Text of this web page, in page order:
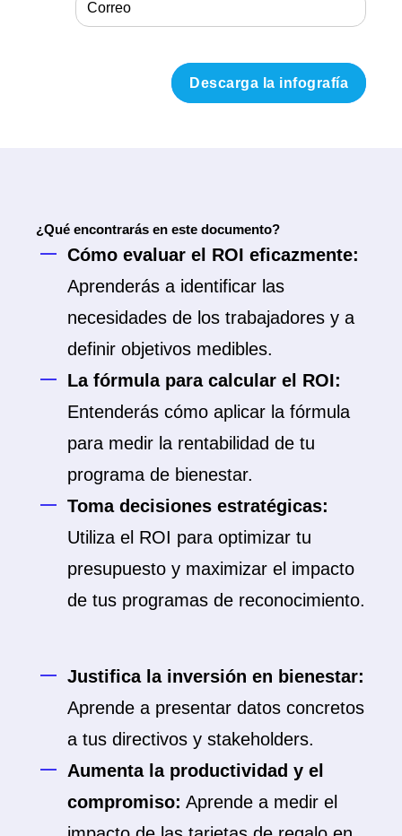
¿Qué encontrarás en este documento?
Cómo evaluar el ROI eficazmente:
Aprenderás a identificar las
necesidades de los trabajadores y a
definir objetivos medibles.
La fórmula para calcular el ROI:
Entenderás cómo aplicar la fórmula
para medir la rentabilidad de tu
programa de bienestar.
Toma decisiones estratégicas:
Utiliza el ROI para optimizar tu
presupuesto y maximizar el impacto
de tus programas de reconocimiento.
Justifica la inversión en bienestar:
Aprende a presentar datos concretos
a tus directivos y stakeholders.
Aumenta la productividad y el
compromiso: Aprende a medir el